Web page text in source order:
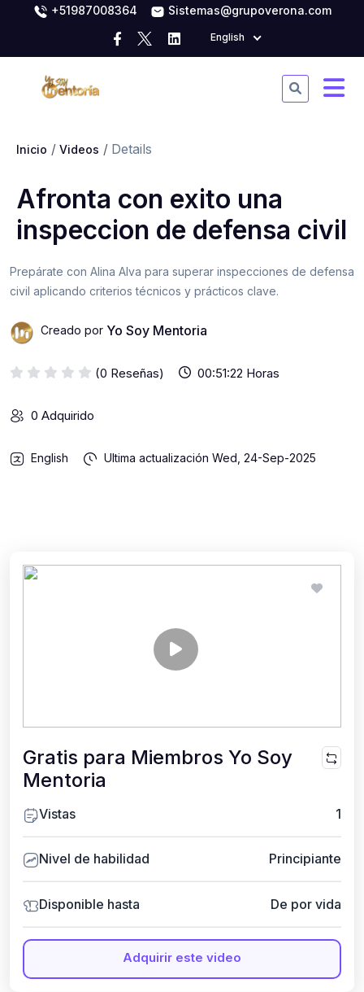
+51987008364 Sistemas@grupoverona.com
English
Inicio Videos Details
Afronta con exito una
inspeccion de defensa civil
Prepárate con Alina Alva para superar inspecciones de defensa
civil aplicando criterios técnicos y prácticos clave.
Creado por Yo Soy Mentoria
(0 Reseñas) 00:51:22 Horas
0 Adquirido
English Ultima actualización Wed, 24-Sep-2025
Gratis para Miembros Yo Soy
Mentoria
Vistas 1
Nivel de habilidad Principiante
Disponible hasta De por vida
Adquirir este video